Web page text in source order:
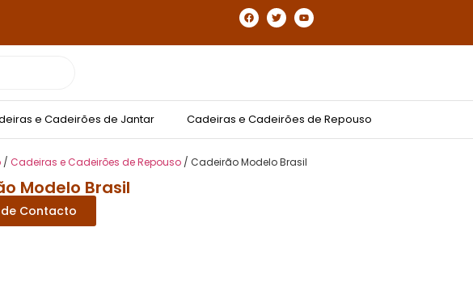
e Cadeirões de Jantar Cadeiras e Cadeirões de Repouso
/ Cadeiras e Cadeirões de Repouso / Cadeirão Modelo Brasil
Modelo Brasil
Contacto